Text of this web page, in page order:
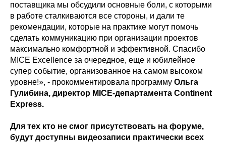
поставщика мы обсудили основные боли, с которыми
в работе сталкиваются все стороны, и дали те
рекомендации, которые на практике могут помочь
сделать коммуникацию при организации проектов
максимально комфортной и эффективной. Спасибо
MICE Excellence за очередное, еще и юбилейное
супер событие, организованное на самом высоком
уровне!», - прокомментировала программу Ольга
Гулибина, директор MICE-департамента Continent
Express.
Для тех кто не смог присутствовать на форуме,
будут доступны видеозаписи практически всех